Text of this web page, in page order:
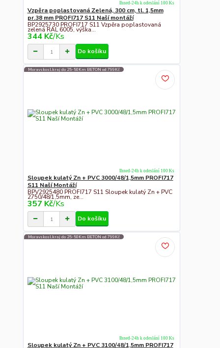
Vzpěra poplastovaná Zelená, 300 cm, tl. 1,5mm
pr.38 mm PROFI717 S11 Naší montáží
BP2925730 PROFI717 S11 Vzpěra poplastovaná
zelená RAL 6005, výška...
344 Kč/Ks
Ihned-24h k odeslání 100 Ks
Do košíku
Moravskosl.kraj do 25-50Km BETON od 799Kč
Sloupek kulatý Zn + PVC 3000/48/1,5mm PROFI717
S11 Naší Montáží
BPV2925480 PROFI717 S11 Sloupek kulatý Zn + PVC
2750/48/1,5mm, ze...
357 Kč/Ks
Ihned-24h k odeslání 100 Ks
Do košíku
Moravskosl.kraj do 25-50Km BETON od 799Kč
Sloupek kulatý Zn + PVC 3100/48/1,5mm PROFI717
Ihned-24h k odeslání 100 Ks